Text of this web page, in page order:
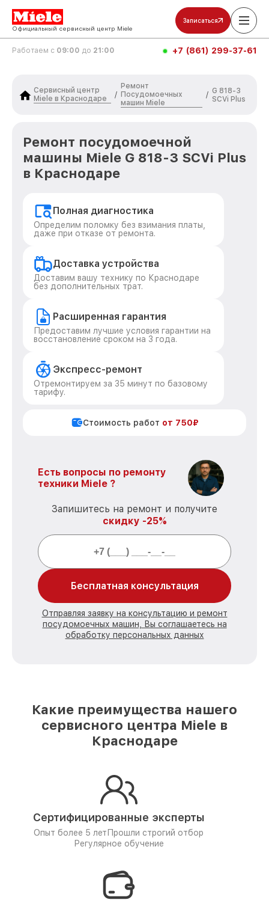
Официальный сервисный центр Miele
Записаться
Работаем с 09:00 до 21:00 +7 (861) 299-37-61
Сервисный центр
Miele в Краснодаре
/
Ремонт
Посудомоечных
машин Miele
/ G 818-3
SCVi Plus
Ремонт посудомоечной
машины Miele G 818-3 SCVi Plus
в Краснодаре
Полная диагностика
Определим поломку без взимания платы,
даже при отказе от ремонта.
Доставка устройства
Доставим вашу технику по Краснодаре
без дополнительных трат.
Расширенная гарантия
Предоставим лучшие условия гарантии на
восстановление сроком на 3 года.
Экспресс-ремонт
Отремонтируем за 35 минут по базовому
тарифу.
Стоимость работ от 750₽
Есть вопросы по ремонту
техники Miele ?
Запишитесь на ремонт и получите
скидку -25%
Бесплатная консультация
Отправляя заявку на консультацию и ремонт
посудомоечных машин, Вы соглашаетесь на
обработку персональных данных
Какие преимущества нашего
сервисного центра Miele в
Краснодаре
Сертифицированные эксперты
Опыт более 5 лет Прошли строгий отбор
Регулярное обучение